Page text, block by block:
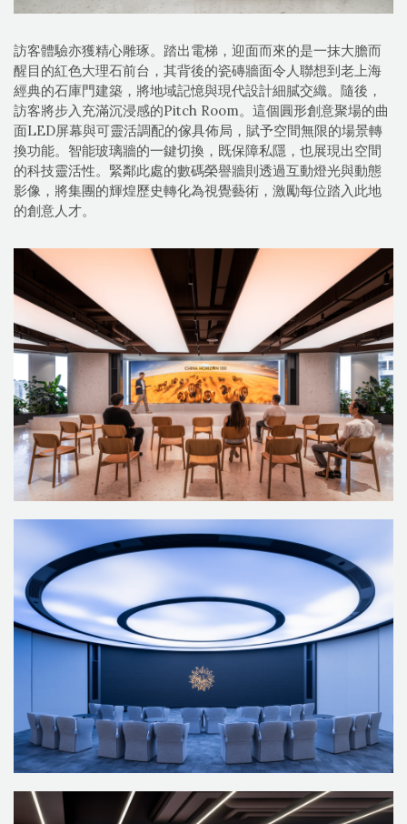
訪客體驗亦獲精心雕琢。踏出電梯，迎面而來的是一抹大膽而
醒目的紅色大理石前台，其背後的瓷磚牆面令人聯想到老上海
經典的石庫門建築，將地域記憶與現代設計細膩交織。隨後，
訪客將步入充滿沉浸感的Pitch Room。這個圓形創意聚場的曲
面LED屏幕與可靈活調配的傢具佈局，賦予空間無限的場景轉
換功能。智能玻璃牆的一鍵切換，既保障私隱，也展現出空間
的科技靈活性。緊鄰此處的數碼榮譽牆則透過互動燈光與動態
影像，將集團的輝煌歷史轉化為視覺藝術，激勵每位踏入此地
的創意人才。